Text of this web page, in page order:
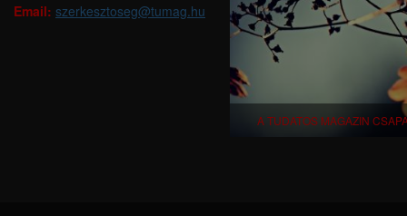
Email: szerkesztoseg@tumag.hu
A TUDATOS MAGAZIN